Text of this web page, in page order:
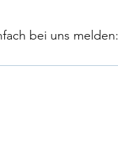
bei uns melden:​​